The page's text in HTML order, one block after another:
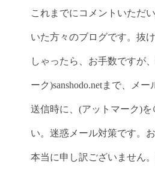
これまでにコメントいただ
いた方々のブログです。抜
しゃったら、お手数ですが
ーク)sanshodo.netまで、メー
送信時に、(アットマーク)を
い。迷惑メール対策です。
本当に申し訳ございません